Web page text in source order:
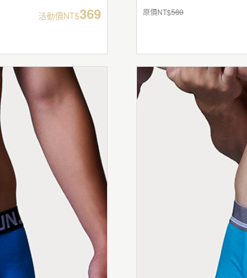
活動價NT$369 原價NT$580